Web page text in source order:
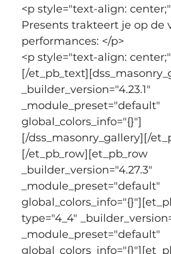
<p style="text-align:
Presents trakteert je op de
performances: </p>
<p style="text-align:
[/
_builder_version="4.23.1"
_module_preset="default"
global_colors_info="{}"]
[/dss_masonry_gallery][/
[/et_pb_row][et_pb_row
_builder_version="4.27.3"
_module_preset="default"
type="4_4"
_module_preset="default"